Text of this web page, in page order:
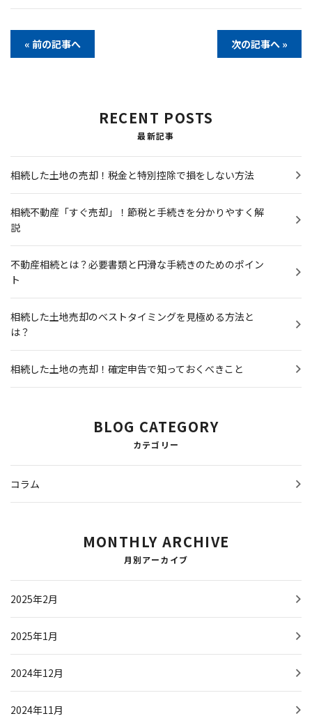
« 前の記事へ 次の記事へ »
RECENT POSTS
最新記事
相続した土地の売却！税金と特別控除で損をしない方法
相続不動産「すぐ売却」！節税と手続きを分かりやすく解
説
不動産相続とは？必要書類と円滑な手続きのためのポイン
ト
相続した土地売却のベストタイミングを見極める方法と
は？
相続した土地の売却！確定申告で知っておくべきこと
BLOG CATEGORY
カテゴリー
コラム
MONTHLY ARCHIVE
月別アーカイブ
2025年2月
2025年1月
2024年12月
2024年11月